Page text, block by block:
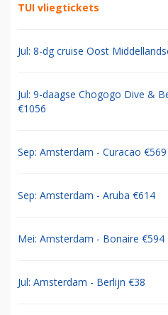
TUI vliegtickets
Jul: 8-dg cruise Oost
Jul: 9-daagse Chogogo Dive &
€1056
Sep: Amsterdam - Curacao €569
Sep: Amsterdam - Aruba €614
Mei: Amsterdam - Bonaire €594
Jul: Amsterdam - Berlijn €38